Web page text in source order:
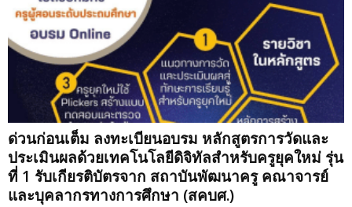
ด่วนก่อนเต็ม ลงทะเบียนอบรม หลักสูตรการวัดและ
ประเมินผลด้วยเทคโนโลยีดิจิทัลสำหรับครูยุคใหม่ รุ่น
ที่ 1 รับเกียรติบัตรจาก สถาบันพัฒนาครู คณาจารย์
และบุคลากรทางการศึกษา (สคบศ.)